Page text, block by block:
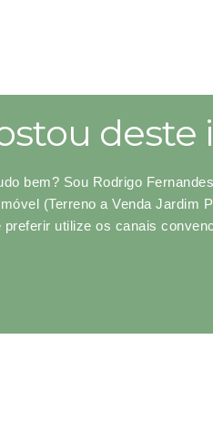
deste
bem? Sou Rodrigo
(Terreno a Venda Jardim
preferir utilize os canais